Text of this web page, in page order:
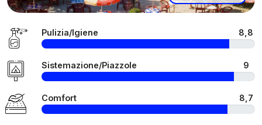
Pulizia/Igiene 8,8
Sistemazione/Piazzole 9
Comfort 8,7